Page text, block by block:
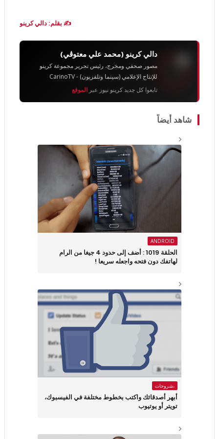
✍️ بقلم: دالي كرينو
دالي كرينو (محمد علي معتوڨي)
مصور صحفي ومخرج، رئيس تحرير مجموعة كرينو
للإنتاج الإعلامي (سينما وتلفزيون) - CarinoTV
تابعوا كل جديد كرينو نيوز عبر الموقع
شاهد أيضاً
ANDROID
الحلقة 1019 : أضف إلى حدود 4 جيغا من الرام
لهاتفك دون فتحه واجعله سريعا !
،شروحات
أبهر أصدقائك واكتب بخطوط مختلفة في الفيسبوك،
تويتر أو يوتيوب